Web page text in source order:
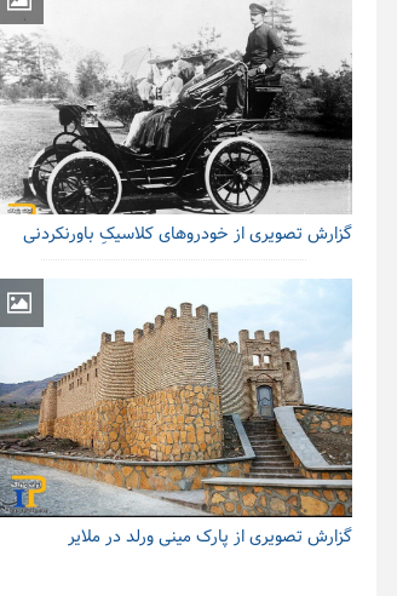
گزارش تصویری از خودروهای کلاسیکِ باورنکردنی
گزارش تصویری از پارک مینی ورلد در ملایر